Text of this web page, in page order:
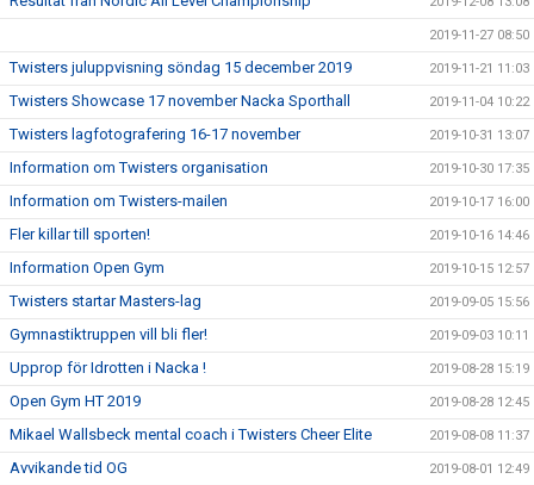
2019-11-27 08:50
Twisters juluppvisning söndag 15 december 2019 2019-11-21 11:03
Twisters Showcase 17 november Nacka Sporthall 2019-11-04 10:22
Twisters lagfotografering 16-17 november 2019-10-31 13:07
Information om Twisters organisation 2019-10-30 17:35
Information om Twisters-mailen 2019-10-17 16:00
Fler killar till sporten! 2019-10-16 14:46
Information Open Gym 2019-10-15 12:57
Twisters startar Masters-lag 2019-09-05 15:56
Gymnastiktruppen vill bli fler! 2019-09-03 10:11
Upprop för Idrotten i Nacka ! 2019-08-28 15:19
Open Gym HT 2019 2019-08-28 12:45
Mikael Wallsbeck mental coach i Twisters Cheer Elite 2019-08-08 11:37
Avvikande tid OG 2019-08-01 12:49